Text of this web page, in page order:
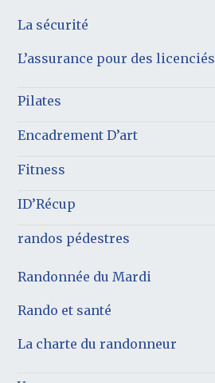
La sécurité
L’assurance pour des licenciés
Pilates
Encadrement D’art
Fitness
ID’Récup
randos pédestres
Randonnée du Mardi
Rando et santé
La charte du randonneur